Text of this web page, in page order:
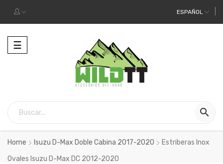
ESPAÑOL
Alternar
la
☰

Home Isuzu D-Max Doble Cabina 2017-2020
Estriberas Inox
Ovales Isuzu D-Max DC 2012-2020